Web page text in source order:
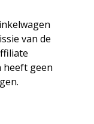
van de
heeft geen